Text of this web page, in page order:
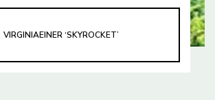
VIRGINIAEINER ‘SKYROCKET’